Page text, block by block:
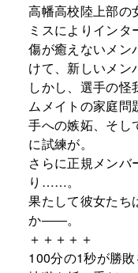
高幡高校陸上部の
ミスによりインタ
傷が癒えないメン
けて、新しいメン
しかし、選手の怪
ムメイトの家庭問
手への嫉妬、そし
に試練が。
さらに正規メンバ
り……。
果たして彼女たち
か――。
＋＋＋＋＋
100分の1秒が勝